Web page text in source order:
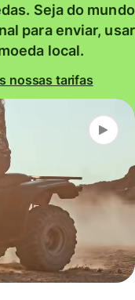
Seja do mundo
para enviar, usar
local.
nossas tarifas